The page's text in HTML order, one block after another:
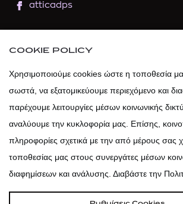
atticadps
atticadps
COOKIE POLICY
Χρησιμοποιούμε cookies ώστε η τοποθεσία
σωστά, να εξατομικεύουμε περιεχόμενο και
παρέχουμε λειτουργίες μέσων κοινωνικής
αναλύουμε την κυκλοφορία μας. Επίσης,
πληροφορίες σχετικά με την από μέρους σας
τοποθεσίας μας στους συνεργάτες μέσων
διαφημίσεων και ανάλυσης. Διαβάστε την